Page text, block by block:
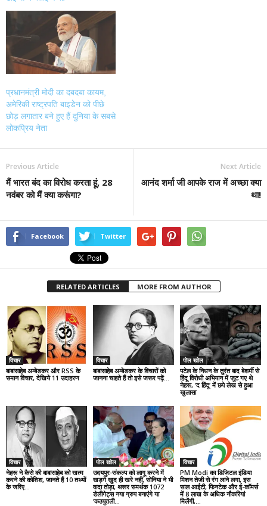
प्रधानमंत्री मोदी का दबदबा कायम,
अमेरिकी राष्ट्रपति बाइडेन को पीछे
छोड़ लगातार बने हुए हैं दुनिया के सबसे
लोकप्रिय नेता
Previous Article
मैं भारत बंद का विरोध करता हूं, 28
नवंबर को मैं क्या करूंगा?
Next Article
आनंद शर्मा जी आपके राज में अच्छा क्या
था!
Facebook Twitter
RELATED ARTICLES MORE FROM AUTHOR
विचार
बाबासाहेब अम्बेडकर और RSS के
समान विचार, देखिये 11 उदाहरण
विचार
बाबासाहेब अम्बेडकर के विचारों को
जानना चाहते हैं तो इसे जरूर पढ़ें…
पोल खोल
पटेल के निधन के तुरंत बाद बेशर्मी से
हिंदू विरोधी अभियान में जुट गए थे
नेहरू, ‘द हिंदू’ में छपे लेख से हुआ
खुलासा
विचार
नेहरू ने कैसे की बाबासाहेब को खत्म
करने की कोशिश, जानते हैं 10 तथ्यों
के जरिए…
पोल खोल
उदयपुर-संकल्प को लागू करने में
खड़गे खुद ही खरे नहीं, सोनिया ने भी
वादा तोड़ा, थरूर समर्थक 1072
डेलीगेट्स नया ग्रुप बनाएंगे या
‘कठपुतली...
विचार
PM Modi का डिजिटल इंडिया
मिशन तेजी से रंग लाने लगा, इस
साल आईटी, फिनटेक और ई-कॉमर्स
में 8 लाख के अधिक नौकरियां
मिलेंगी,...